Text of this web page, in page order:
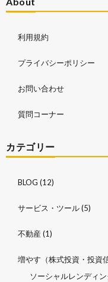
利用規約
プライバシーポリシー
お問い合わせ
質問コーナー
カテゴリー
BLOG (12)
サービス・ツール(5)
不動産(1)
増やす（株式投資・投資信
ソーシャルレンディ